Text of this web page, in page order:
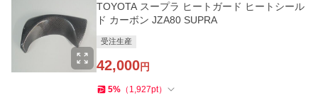
TOYOTA スープラ ヒートガード ヒートシール
ド カーボン JZA80 SUPRA
受注生産
42,000円
5% （ 1,927pt）